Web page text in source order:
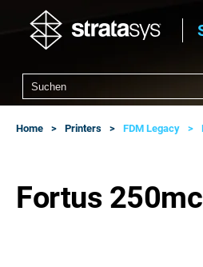
Home Printers FDM Legacy
Fortus 250mc